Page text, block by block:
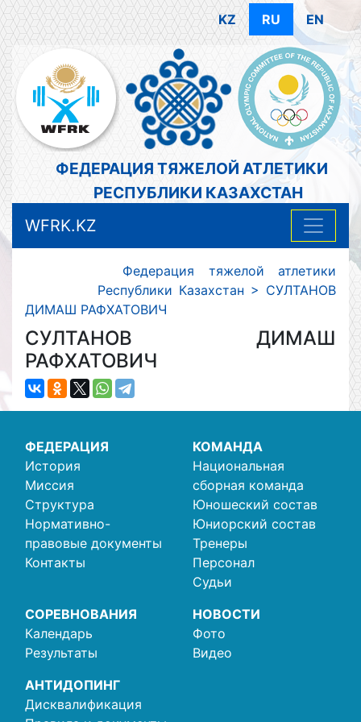
KZ RU EN
ФЕДЕРАЦИЯ ТЯЖЕЛОЙ АТЛЕТИКИ
РЕСПУБЛИКИ КАЗАХСТАН
WFRK.KZ
Федерация тяжелой атлетики
Республики Казахстан > СУЛТАНОВ
ДИМАШ РАФХАТОВИЧ
СУЛТАНОВ ДИМАШ
РАФХАТОВИЧ
ФЕДЕРАЦИЯ
История
Миссия
Структура
Нормативно-
правовые документы
Контакты
КОМАНДА
Национальная
сборная команда
Юношеский состав
Юниорский состав
Тренеры
Персонал
Судьи
СОРЕВНОВАНИЯ
Календарь
Результаты
НОВОСТИ
Фото
Видео
АНТИДОПИНГ
Дисквалификация